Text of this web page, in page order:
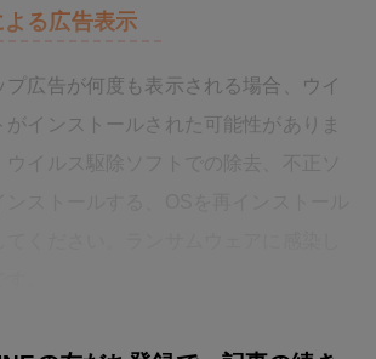
る広告表示
プ広告が何度も表示される場合、ウイ
がインストールされた可能性がありま